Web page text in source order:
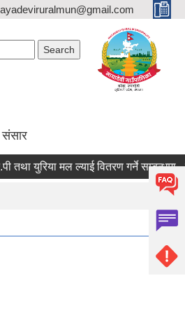
युरिया मल ल्याई वितरण गर्ने सम्बन्धमा - श्री